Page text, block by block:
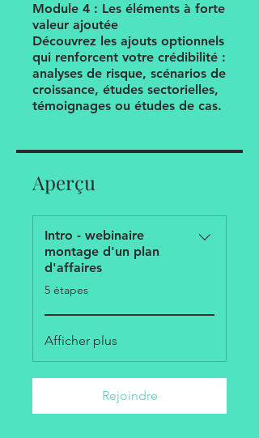
Module 4 : Les éléments à forte
valeur ajoutée
Découvrez les ajouts optionnels
qui renforcent votre crédibilité :
analyses de risque, scénarios de
croissance, études sectorielles,
témoignages ou études de cas.
Aperçu
Intro - webinaire
montage d'un plan
d'affaires
.
5 étapes
Afficher plus
Rejoindre